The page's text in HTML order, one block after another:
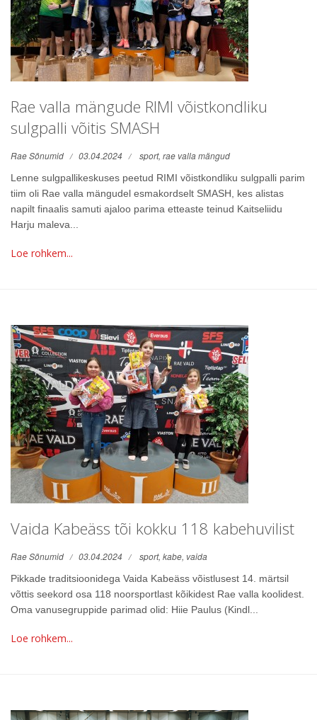
Rae valla mängude RIMI võistkondliku
sulgpalli võitis SMASH
Rae Sõnumid 03.04.2024 sport, rae valla mängud
Lenne sulgpallikeskuses peetud RIMI võistkondliku sulgpalli parim
tiim oli Rae valla mängudel esmakordselt SMASH, kes alistas
napilt finaalis samuti ajaloo parima etteaste teinud Kaitseliidu
Harju maleva...
Loe rohkem...
Vaida Kabeäss tõi kokku 118 kabehuvilist
Rae Sõnumid 03.04.2024 sport, kabe, vaida
Pikkade traditsioonidega Vaida Kabeäss võistlusest 14. märtsil
võttis seekord osa 118 noorsportlast kõikidest Rae valla koolidest.
Oma vanusegruppide parimad olid: Hiie Paulus (Kindl...
Loe rohkem...